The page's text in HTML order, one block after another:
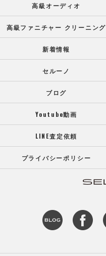
高級オーディオ
高級ファニチャー クリーニング
新着情報
セルーノ
ブログ
Youtube動画
LINE査定依頼
プライバシーポリシー